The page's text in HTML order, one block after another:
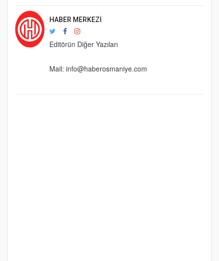
HABER MERKEZI
Editörün Diğer Yazıları
Mail: info@haberosmaniye.com